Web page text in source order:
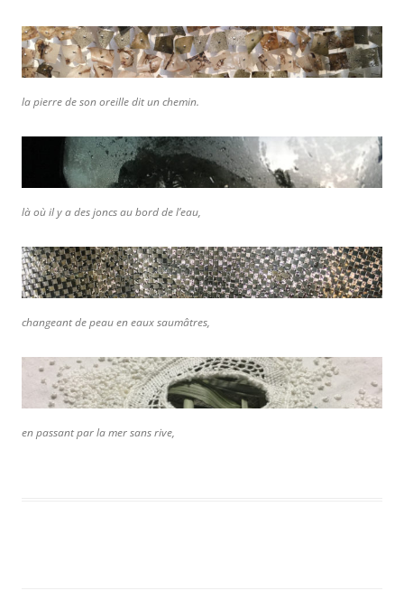
la pierre de son oreille dit un chemin.
là où il y a des joncs au bord de l’eau,
changeant de peau en eaux saumâtres,
en passant par la mer sans rive,